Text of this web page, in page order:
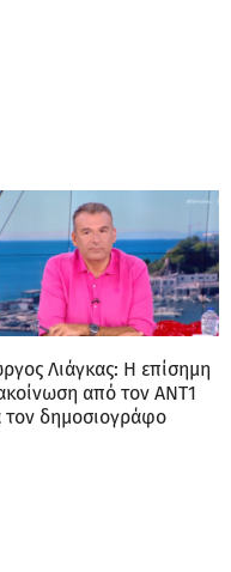
Λιάγκας: Η επίσημη
από τον ΑΝΤ1
τον δημοσιογράφο